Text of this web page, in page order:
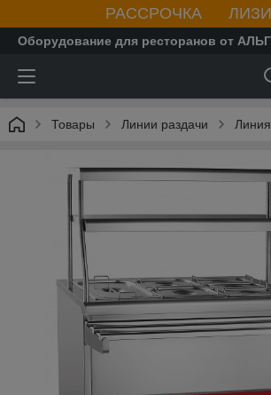
РАССРОЧКА
Оборудование для ресторанов от
Товары Линии раздачи